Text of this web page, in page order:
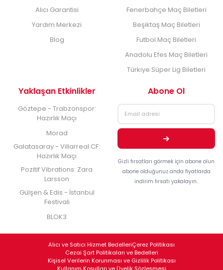
Alıcı Garantisi
Yardım Merkezi
Blog
Fenerbahçe Maç Biletleri
Beşiktaş Maç Biletleri
Futbol Maç Biletleri
Anadolu Efes Maç Biletleri
Türkiye Süper Lig Biletleri
Yaklaşan Etkinlikler
Göztepe - Trabzonspor:
Hazırlık Maçı
Morad
Galatasaray - Villarreal CF:
Hazırlık Maçı
Pozitif Vibrations: Zara
Larsson
Gülşen & Edis - İstanbul
Festivali
BLOK3
Abone Ol
Gizli fırsatları görmek için abone olun
abone olduğunuz anda fiyatlarda
indirim fırsatı yakalayın..
Alıcı ve Satıcı Hizmet BedelleriÇerez Politikası
Cezai Şart Politikaları ve Bedelleri
Kişisel Verilerin Korunması ve Gizlilik Politikası